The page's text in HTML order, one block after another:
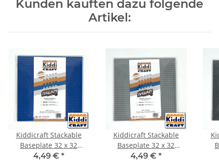
Kunden kauften dazu folgende
Artikel:
Kiddicraft Stackable
Baseplate 32 x 32
Noppen (25,5 x 25,5cm)
4,49 € *
Kiddicraft Stackable
Baseplate 32 x 32
Noppen (25,5 x 25,5cm)
4,49 € *